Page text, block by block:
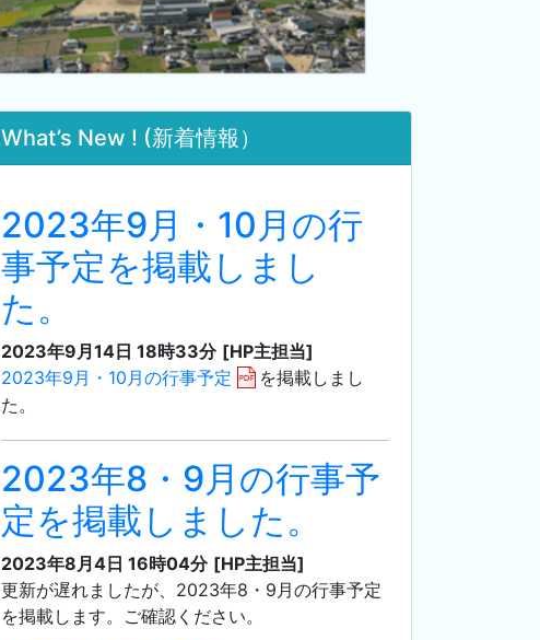
What’s New ! (新着情報）
2023年9月・10月の行
事予定を掲載しまし
た。
2023年9月14日 18時33分 [HP主担当]
2023年9月・10月の行事予定
を掲載しまし
た。
2023年8・9月の行事予
定を掲載しました。
2023年8月4日 16時04分 [HP主担当]
更新が遅れましたが、2023年8・9月の行事予定
を掲載します。ご確認ください。